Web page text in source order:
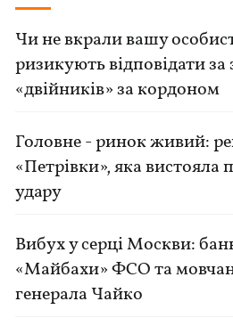
Чи не вкрали вашу
ризикують відповідати за
«двійників» за кордоном
Головне - ринок живий:
«Петрівки», яка вистояла
удару
Вибух у серці Москви:
«Майбахи» ФСО та
генерала Чайко